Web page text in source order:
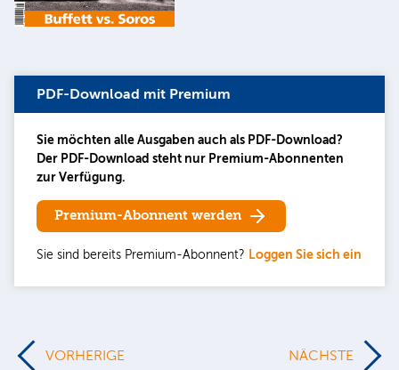
PDF-Download mit Premium
Sie möchten alle Ausgaben auch als PDF-Download?
Der PDF-Download steht nur Premium-Abonnenten
zur Verfügung.
Premium-Abonnent werden
Sie sind bereits Premium-Abonnent? Loggen Sie sich ein
VORHERIGE NÄCHSTE